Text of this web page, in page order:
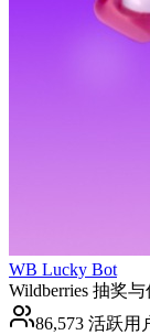
WB Lucky Bot
Wildberries 抽奖
86,573 活跃用